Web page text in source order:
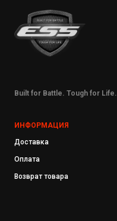
Built for Battle. Tough for Life.
ИНФОРМАЦИЯ
Доставка
Оплата
Возврат товара